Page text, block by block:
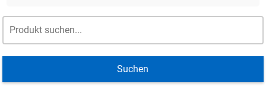
Suchen